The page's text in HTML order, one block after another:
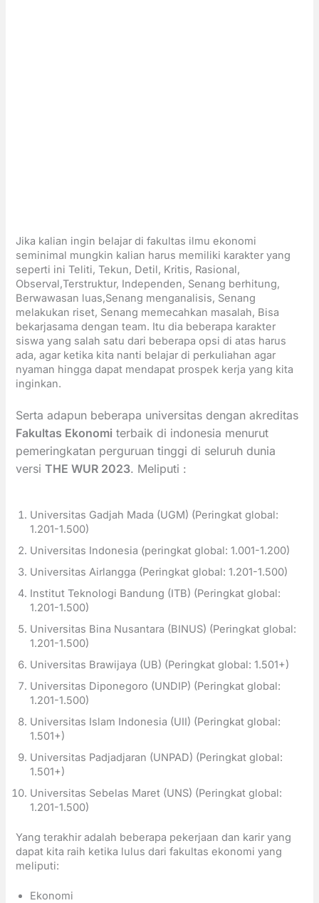
Jika kalian ingin belajar di fakultas ilmu ekonomi
seminimal mungkin kalian harus memiliki karakter yang
seperti ini Teliti, Tekun, Detil, Kritis, Rasional,
Observal,Terstruktur, Independen, Senang berhitung,
Berwawasan luas,Senang menganalisis, Senang
melakukan riset, Senang memecahkan masalah, Bisa
bekarjasama dengan team. Itu dia beberapa karakter
siswa yang salah satu dari beberapa opsi di atas harus
ada, agar ketika kita nanti belajar di perkuliahan agar
nyaman hingga dapat mendapat prospek kerja yang kita
inginkan.
Serta adapun beberapa universitas dengan akreditas
Fakultas Ekonomi terbaik di indonesia menurut
pemeringkatan perguruan tinggi di seluruh dunia
versiTHE WUR 2023. Meliputi :
Universitas Gadjah Mada (UGM) (Peringkat global:
1.201-1.500)
Universitas Indonesia (peringkat global: 1.001-1.200)
Universitas Airlangga (Peringkat global: 1.201-1.500)
Institut Teknologi Bandung (ITB) (Peringkat global:
1.201-1.500)
Universitas Bina Nusantara (BINUS) (Peringkat global:
1.201-1.500)
Universitas Brawijaya (UB) (Peringkat global: 1.501+)
Universitas Diponegoro (UNDIP) (Peringkat global:
1.201-1.500)
Universitas Islam Indonesia (UII) (Peringkat global:
1.501+)
Universitas Padjadjaran (UNPAD) (Peringkat global:
1.501+)
Universitas Sebelas Maret (UNS) (Peringkat global:
1.201-1.500)
Yang terakhir adalah beberapa pekerjaan dan karir yang
dapat kita raih ketika lulus dari fakultas ekonomi yang
meliputi:
Ekonomi